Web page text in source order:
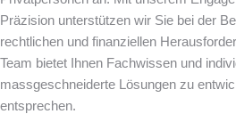
Präzision unterstützen wir Sie bei der
rechtlichen und finanziellen
Team bietet Ihnen Fachwissen und
massgeschneiderte Lösungen zu
entsprechen.